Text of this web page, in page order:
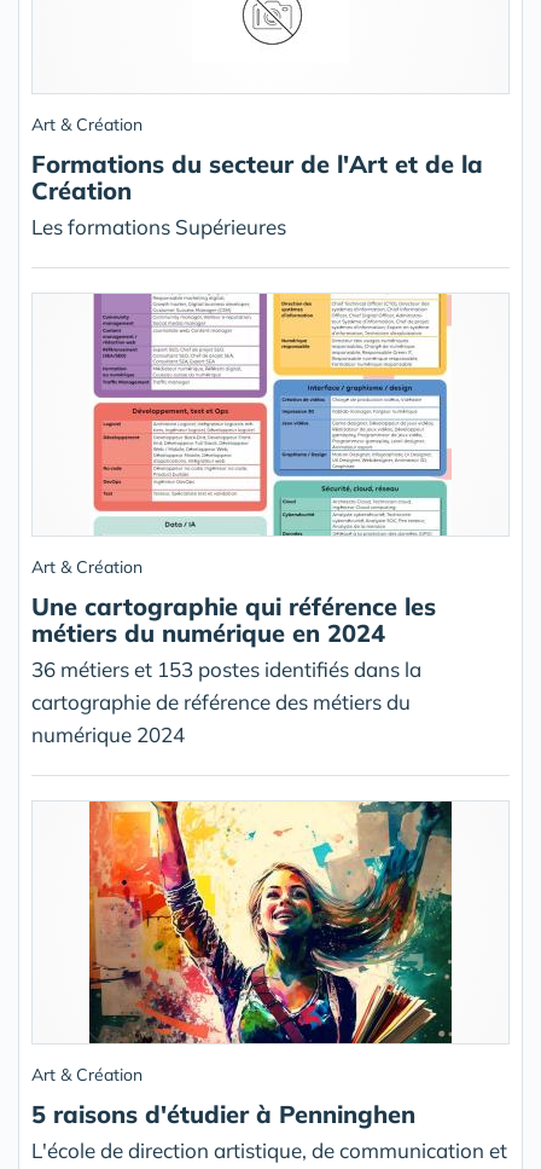
Art & Création
Formations du secteur de l'Art et de la
Création
Les formations Supérieures
Art & Création
Une cartographie qui référence les
métiers du numérique en 2024
36 métiers et 153 postes identifiés dans la
cartographie de référence des métiers du
numérique 2024
Art & Création
5 raisons d'étudier à Penninghen
L'école de direction artistique, de communication et